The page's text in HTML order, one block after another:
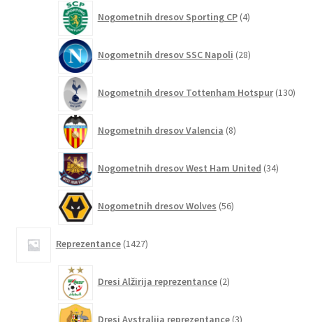
Nogometnih dresov Sporting CP 4izdelki
Nogometnih dresov SSC Napoli 28izdelkov
Nogometnih dresov Tottenham Hotspur 130
Nogometnih dresov Valencia 8izdelkov
Nogometnih dresov West Ham United 34izdelkov
Nogometnih dresov Wolves 56izdelkov
Reprezentance 1427izdelkov
Dresi Alžirija reprezentance 2izdelka